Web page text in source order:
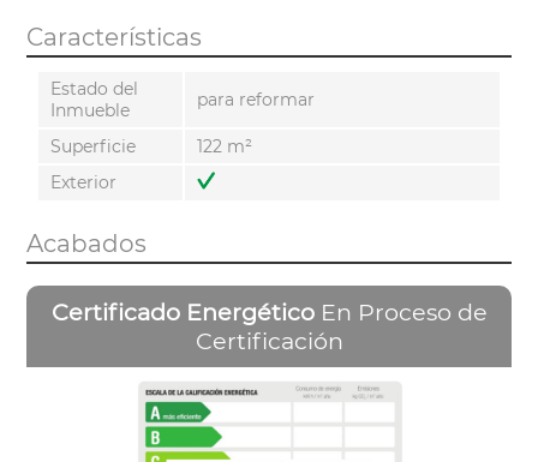
Características
Estado del
Inmueble
para reformar
Superficie
122 m²
Exterior
Acabados
Certificado EnergéticoEn Proceso de
Certificación